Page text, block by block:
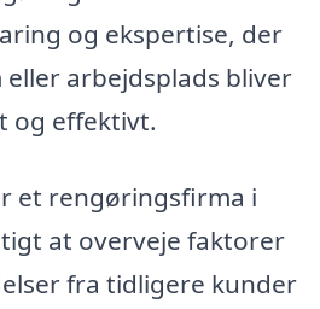
og ekspertise, der
eller arbejdsplads bliver
og effektivt.
et rengøringsfirma i
at overveje faktorer
fra tidligere kunder